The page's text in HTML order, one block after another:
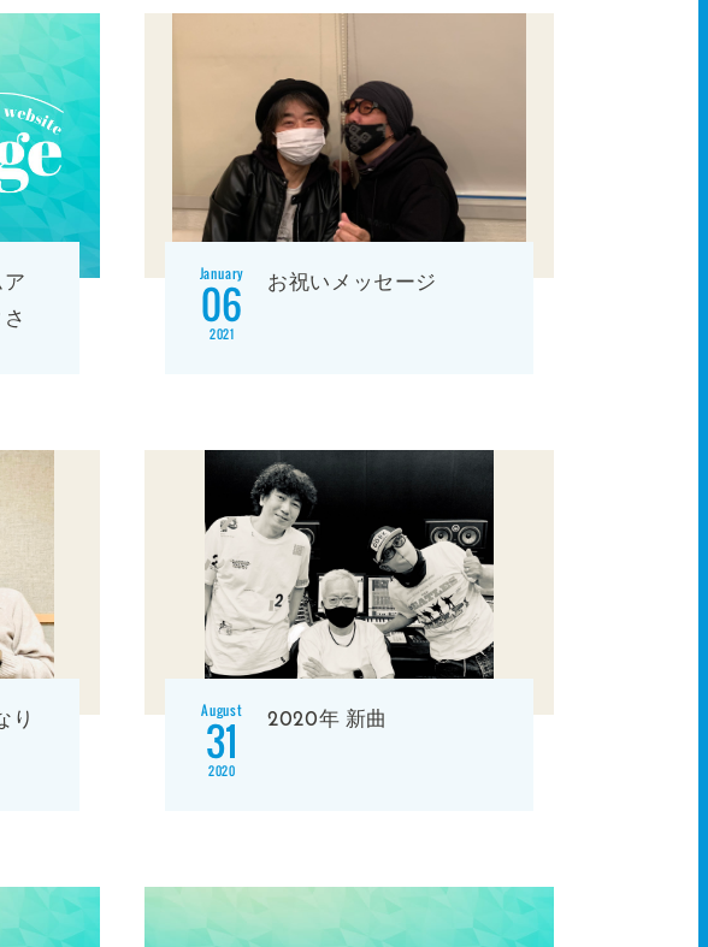
January
06
2021
お祝いメッセージ
り
August
31
2020
2020年 新曲